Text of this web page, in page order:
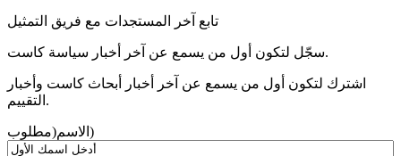
تابع آخر المستجدات مع فريق التمثيل
سجّل لتكون أول من يسمع عن آخر أخبار سياسة كاست.
اشترك لتكون أول من يسمع عن آخر أخبار أبحاث كاست وأخبار
التقييم.
الاسم (مطلوب)